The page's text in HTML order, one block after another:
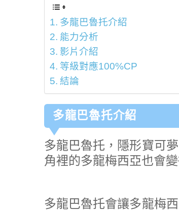
多龍巴魯托介紹
能力分析
影片介紹
等級對應100%CP
結論
多龍巴魯托介紹
多龍巴魯托，隱形寶可
角裡的多龍梅西亞也會
多龍巴魯托會讓多龍梅